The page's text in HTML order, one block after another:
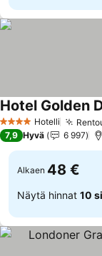
4 Tähtiluokitus
Hotelli
Hotel Golden
7,9 Hyvä 6 997
Alkaen 48 €
Näytä hinnat 10